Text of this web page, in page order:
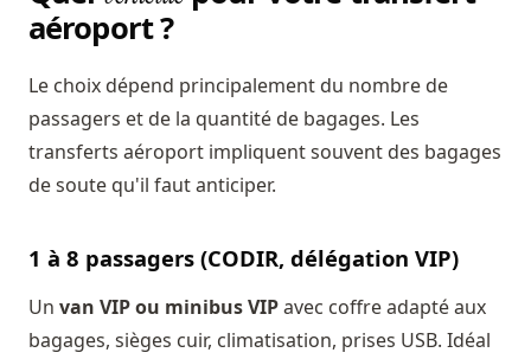
aéroport ?
Le choix dépend principalement du nombre de
passagers et de la quantité de bagages. Les
transferts aéroport impliquent souvent des bagages
de soute qu'il faut anticiper.
1 à 8 passagers (CODIR, délégation VIP)
Un van VIP ou minibus VIPavec coffre adapté aux
bagages, sièges cuir, climatisation, prises USB. Idéal